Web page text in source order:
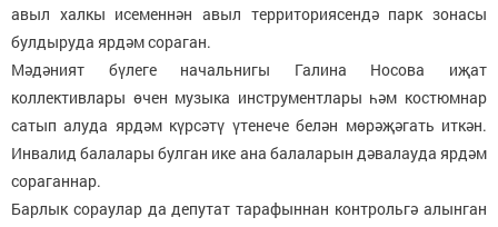
авыл халкы исеменнән авыл территориясендә парк зонасы
булдыруда ярдәм сораган.
Мәдәният бүлеге начальнигы Галина Носова иҗат
коллективлары өчен музыка инструментлары һәм костюмнар
сатып алуда ярдәм күрсәтү үтенече белән мөрәҗәгать иткән.
Инвалид балалары булган ике ана балаларын дәвалауда ярдәм
сораганнар.
Барлык сораулар да депутат тарафыннан контрольгә алынган